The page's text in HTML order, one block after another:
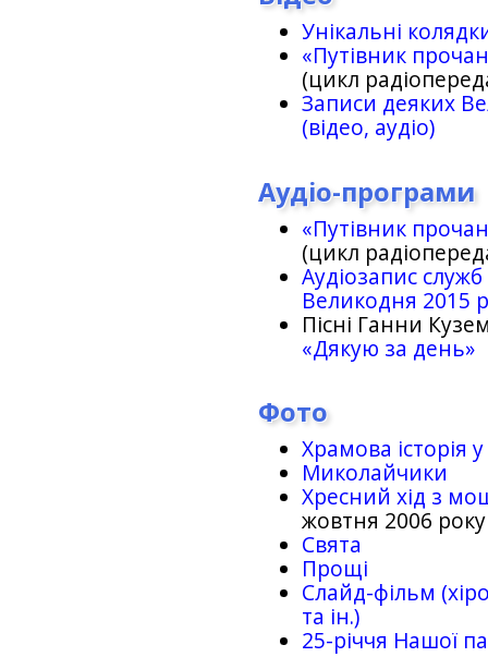
Унікальні
«Путівник
(цикл
Записи деяких
(відео, аудіо)
Аудіо-програми
«Путівник
(цикл
Аудіозапис
Великодня 2015
Пісні Ганни
«Дякую за день»
Фото
Храмова історія
Миколайчики
Хресний хід з
жовтня 2006 року
Свята
Прощі
Слайд-фільм
та ін.)
25-рiччя Нашої